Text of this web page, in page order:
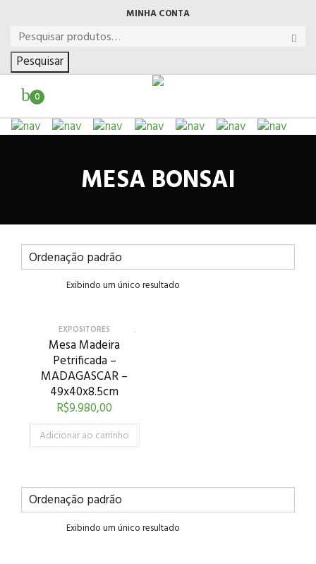
MINHA CONTA
Pesquisar
0
MESA BONSAI
Exibindo um único resultado
EXPOSITORES
Mesa Madeira
Petrificada –
MADAGASCAR –
49x40x8.5cm
R$9.980,00
Adicionar ao carrinho
Exibindo um único resultado